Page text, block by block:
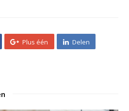
Plus één Delen